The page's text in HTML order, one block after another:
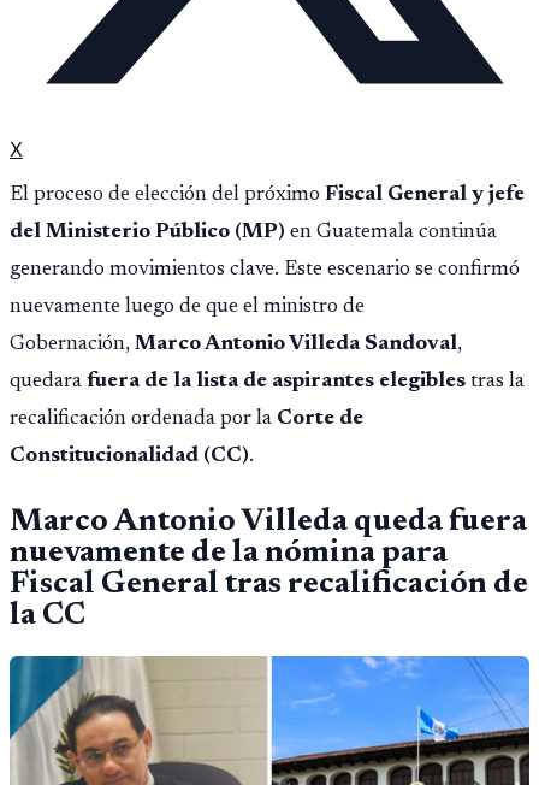
X
El proceso de elección del próximo Fiscal General y jefe
del Ministerio Público (MP) en Guatemala continúa
generando movimientos clave. Este escenario se confirmó
nuevamente luego de que el ministro de
Gobernación, Marco Antonio Villeda Sandoval,
quedara fuera de la lista de aspirantes elegibles tras la
recalificación ordenada por la Corte de
Constitucionalidad (CC).
Marco Antonio Villeda queda fuera
nuevamente de la nómina para
Fiscal General tras recalificación de
la CC